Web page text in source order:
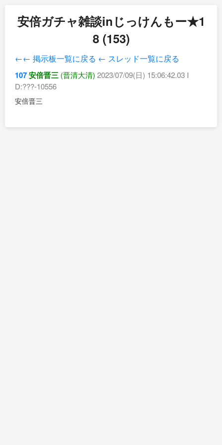
安倍ガチャ雑談inじっけんもー★1
8 (153)
←← 掲示板一覧に戻る ← スレッド一覧に戻る
107安倍晋三 (晋清大清) 2023/07/09(日) 15:06:42.03 I
D:???-10556
安倍晋三